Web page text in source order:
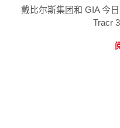
戴比尔斯集团和 GIA 今
Tracr